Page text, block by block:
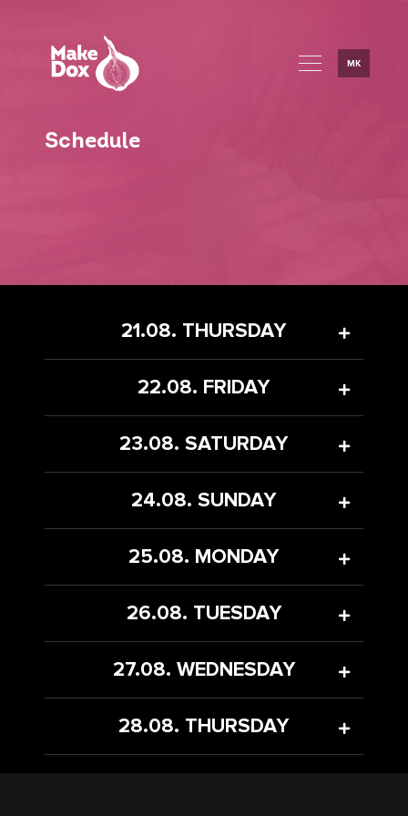
MK
Schedule
21.08. THURSDAY
22.08. FRIDAY
23.08. SATURDAY
24.08. SUNDAY
25.08. MONDAY
26.08. TUESDAY
27.08. WEDNESDAY
28.08. THURSDAY